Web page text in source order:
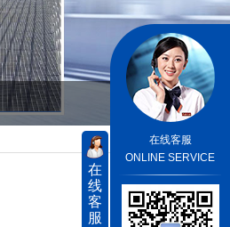
在
线
客
服
在线客服
ONLINE SERVICE